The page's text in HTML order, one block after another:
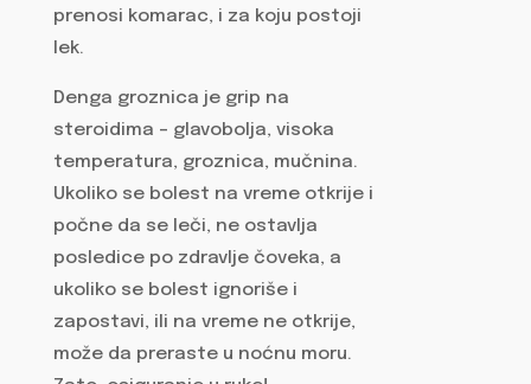
prenosi komarac, i za koju postoji
lek.
Denga groznica je grip na
steroidima – glavobolja, visoka
temperatura, groznica, mučnina.
Ukoliko se bolest na vreme otkrije i
počne da se leči, ne ostavlja
posledice po zdravlje čoveka, a
ukoliko se bolest ignoriše i
zapostavi, ili na vreme ne otkrije,
može da preraste u noćnu moru.